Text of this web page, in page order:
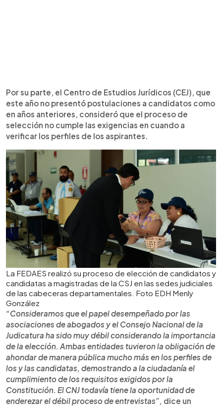
Por su parte, el Centro de Estudios Jurídicos (CEJ), que
este año no presentó postulaciones a candidatos como
en años anteriores, consideró que el proceso de
selección no cumple las exigencias en cuando a
verificar los perfiles de los aspirantes.
La FEDAES realizó su proceso de elección de candidatos y
candidatas a magistradas de la CSJ en las sedes judiciales
de las cabeceras departamentales. Foto EDH Menly
González
“Consideramos que el papel desempeñado por las
asociaciones de abogados y el Consejo Nacional de la
Judicatura ha sido muy débil considerando la importancia
de la elección. Ambas entidades tuvieron la obligación de
ahondar de manera pública mucho más en los perfiles de
los y las candidatas, demostrando a la ciudadanía el
cumplimiento de los requisitos exigidos por la
Constitución. El CNJ todavía tiene la oportunidad de
enderezar el débil proceso de entrevistas”, dice un